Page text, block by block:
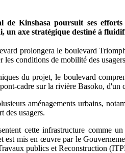
de Kinshasa poursuit ses
un axe stratégique destiné à
prolongera le boulevard
les conditions de mobilité des
du projet, le boulevard
cadre sur la rivière Basoko, d'un
aménagements urbains,
des usagers.
cette infrastructure
est mis en œuvre par le
publics et Reconstruction